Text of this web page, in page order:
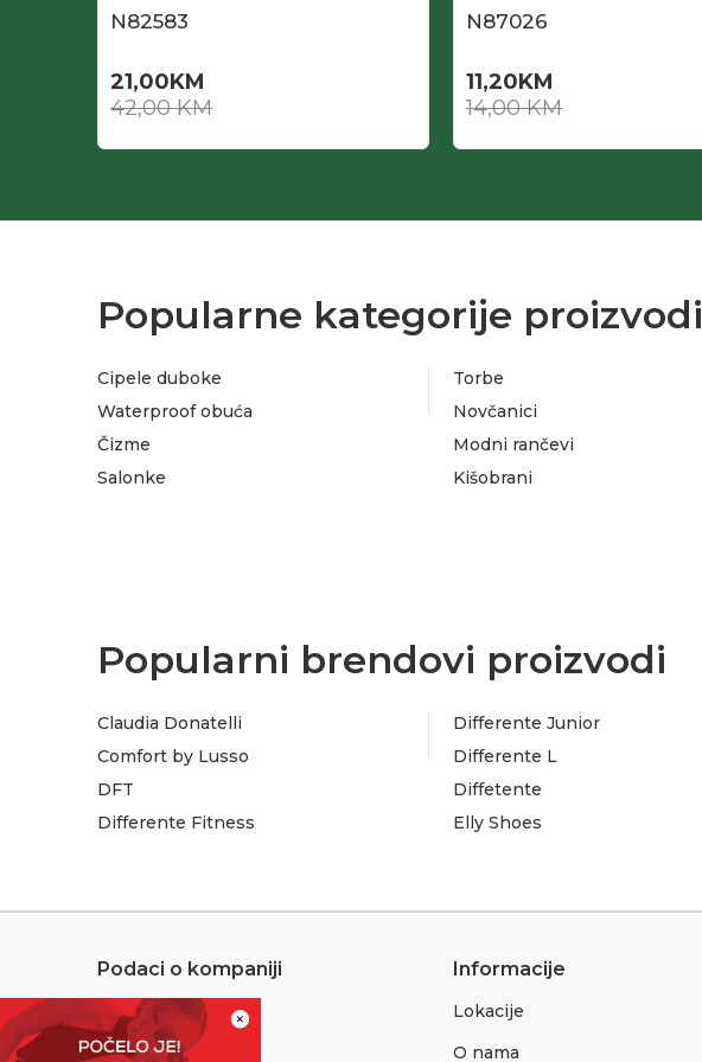
×
N82583
21,00KM
42,00KM
N87026
11,20KM
14,00KM
Popularne kategorije proizvodi
Cipele duboke
Waterproof obuća
Čizme
Salonke
Torbe
Novčanici
Modni rančevi
Kišobrani
Popularni brendovi proizvodi
Claudia Donatelli
Comfort by Lusso
DFT
Differente Fitness
Differente Junior
Differente L
Diffetente
Elly Shoes
Podaci o kompaniji
Adresa:
Sremska 1
Informacije
Lokacije
O nama